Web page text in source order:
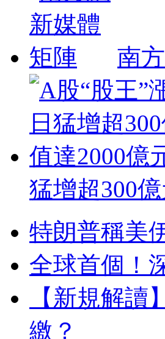
南
猛增超300
特朗普稱美
全球首個！
【新規解
繳？